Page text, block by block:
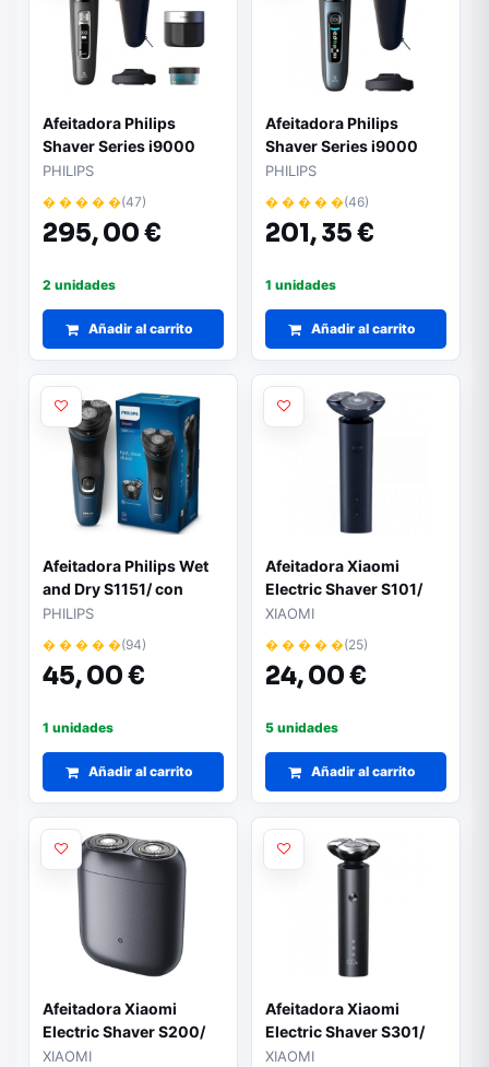
Afeitadora Philips
Shaver Series i9000
Prestige XP9200/30
Wet & Dry/ con Batería/
Incluye 4 Accesorios
PHILIPS
� � � � �(47)
295,00 €
2 unidades
Añadir al carrito
Afeitadora Philips
Shaver Series i9000
X9001 Wet & Dry/ con
Batería/ 1 Accesorio
PHILIPS
� � � � �(46)
201,35 €
1 unidades
Añadir al carrito
Afeitadora Philips Wet
and Dry S1151/ con
Batería
PHILIPS
� � � � �(94)
45,00 €
1 unidades
Añadir al carrito
Afeitadora Xiaomi
Electric Shaver S101/
con Batería
XIAOMI
� � � � �(25)
24,00 €
5 unidades
Añadir al carrito
Afeitadora Xiaomi
Electric Shaver S200/
con Batería
XIAOMI
Afeitadora Xiaomi
Electric Shaver S301/
con Batería
XIAOMI